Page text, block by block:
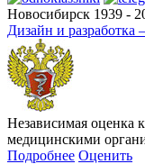
Новосибирск 1939 -
Дизайн и разработка
Независимая оценка
медицинскими
Подробнее Оценить